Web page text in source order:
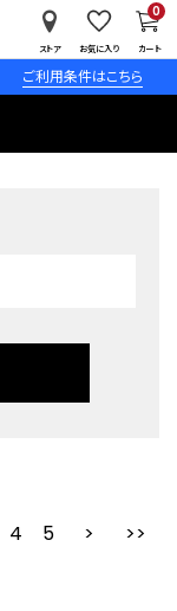
ご利用条件はこちら
ストア お気に入り カート
0
前4 5